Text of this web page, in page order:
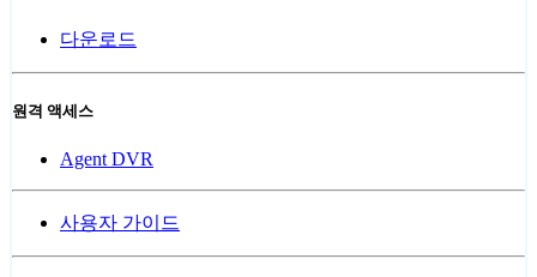
다운로드
원격 액세스
Agent DVR
사용자 가이드